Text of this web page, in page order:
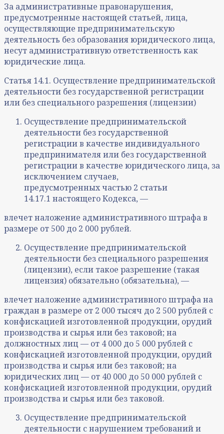
За административные правонарушения,
предусмотренные настоящей статьей, лица,
осуществляющие предпринимательскую
деятельность без образования юридического лица,
несут административную ответственность как
юридические лица.
Статья 14.1. Осуществление предпринимательской
деятельности без государственной регистрации
или без специального разрешения (лицензии)
Осуществление предпринимательской
деятельности без государственной
регистрации в качестве индивидуального
предпринимателя или без государственной
регистрации в качестве юридического лица, за
исключением случаев,
предусмотренных частью 2 статьи
14.17.1 настоящего Кодекса, —
влечет наложение административного штрафа в
размере от 500 до 2 000 рублей.
Осуществление предпринимательской
деятельности без специального разрешения
(лицензии), если такое разрешение (такая
лицензия) обязательно (обязательна), —
влечет наложение административного штрафа на
граждан в размере от 2 000 тысяч до 2 500 рублей с
конфискацией изготовленной продукции, орудий
производства и сырья или без таковой; на
должностных лиц — от 4 000 до 5 000 рублей с
конфискацией изготовленной продукции, орудий
производства и сырья или без таковой; на
юридических лиц — от 40 000 до 50 000 рублей с
конфискацией изготовленной продукции, орудий
производства и сырья или без таковой.
Осуществление предпринимательской
деятельности с нарушением требований и